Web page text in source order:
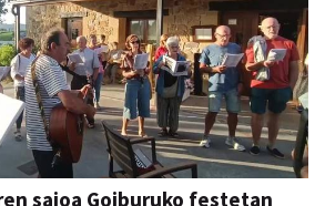
saioa Goiburuko festetan